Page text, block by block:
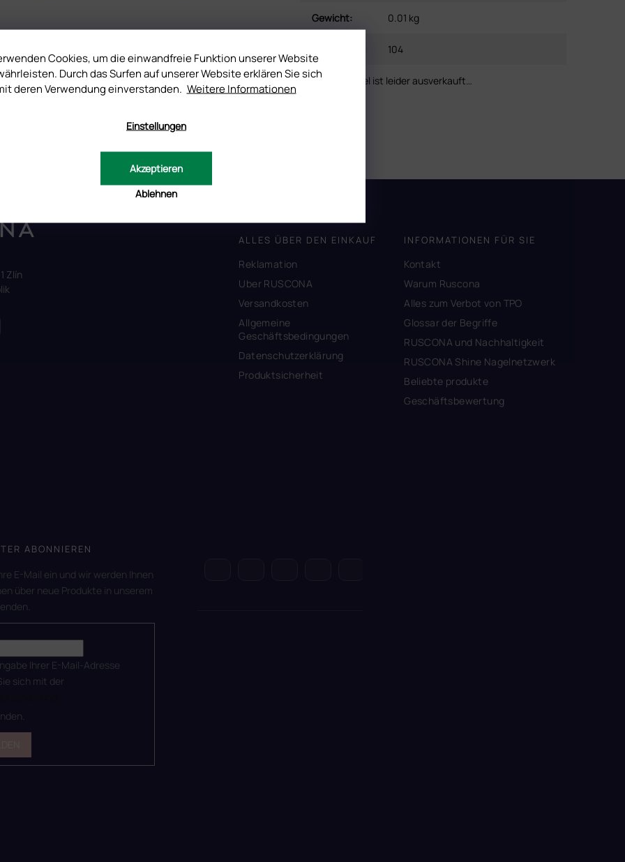
Cookies, um die einwandfreie Funktion unserer Website
Durch das Surfen auf unserer Website erklären Sie sich
deren Verwendung einverstanden. Weitere Informationen
Einstellungen
Ablehnen
Akzeptieren
sich nur minimal ab.
direkt vom Hersteller.
Steinchen auf ihrem Platz bis zur weiteren Ergänzung hält,
Gewicht: 0.01 kg
104
Dieser Artikel ist leider ausverkauft…
Zlín
ALLES ÜBER DEN EINKAUF
Reklamation
Uber RUSCONA
Versandkosten
Allgemeine
Geschäftsbedingungen
Datenschutzerklärung
Produktsicherheit
INFORMATIONEN FÜR SIE
Kontakt
Warum Ruscona
Alles zum Verbot von TPO
Glossar der Begriffe
RUSCONA und Nachhaltigkeit
RUSCONA Shine Nagelnetzwerk
Beliebte produkte
Geschäftsbewertung
ABONNIEREN
E-Mail ein und wir werden Ihnen
über neue Produkte in unserem
Ihrer E-Mail-Adresse
sich mit der